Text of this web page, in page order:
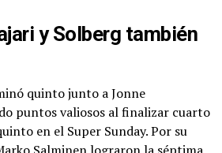
y Solberg también
quinto junto a Jonne
puntos valiosos al finalizar cuarto
en el Super Sunday. Por su
Salminen lograron la séptima